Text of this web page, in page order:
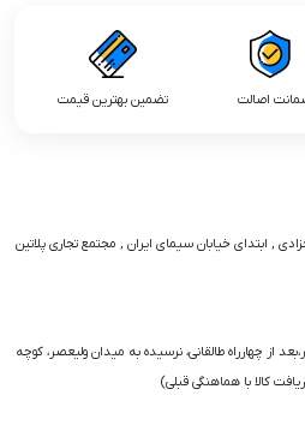
اصالت تضمین بهترین قیمت
, ابتدای خیابان سیمای ایران , مجتمع تجاری پلاتین
از چهارراه طالقانی، نرسیده به میدان ولیعصر، کوچه